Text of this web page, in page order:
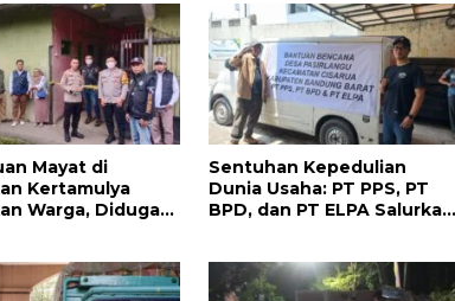
Mayat di
Kertamulya
Warga, Diduga
Sentuhan Kepedulian
Dunia Usaha: PT PPS, PT
BPD, dan PT ELPA Salurkan